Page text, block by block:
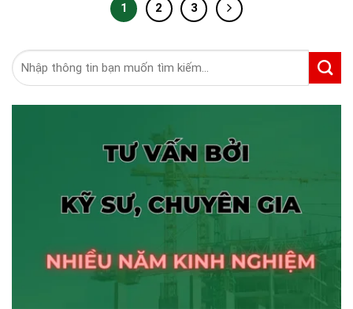
1 2 3
Tìm
kiếm: